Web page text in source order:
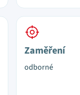
Zaměření
odborné